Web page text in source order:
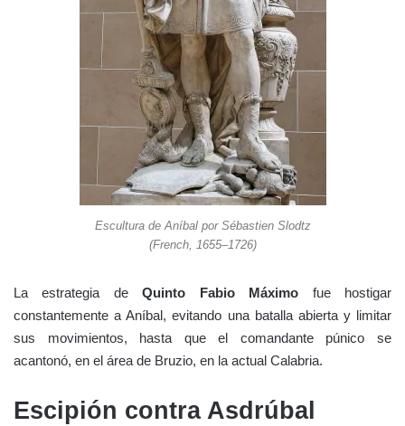
Escultura de Aníbal por Sébastien Slodtz
(French, 1655–1726)
La estrategia deQuinto Fabio Máximo fue hostigar
constantemente a Aníbal, evitando una batalla abierta y limitar
sus movimientos, hasta que el comandante púnico se
acantonó, en el área de Bruzio, en la actual Calabria.
Escipión contra Asdrúbal